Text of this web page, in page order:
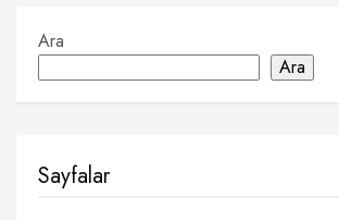
Ara
Ara
Sayfalar